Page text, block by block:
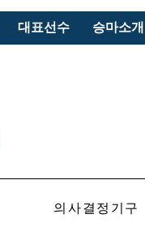
대표선수 승마소개
의사결정기구